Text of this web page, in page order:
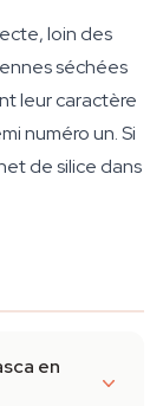
loin des
séchées
leur caractère
numéro un. Si
de silice dans
en